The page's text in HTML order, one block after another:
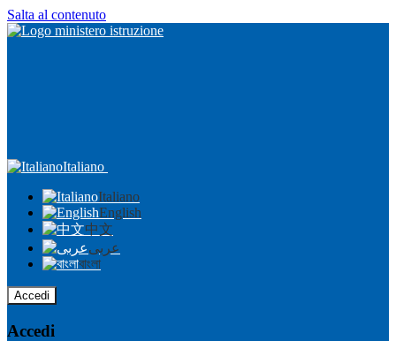
Salta al contenuto
Italiano
Italiano
English
中文
عربى
বাংলা
Accedi
Accedi